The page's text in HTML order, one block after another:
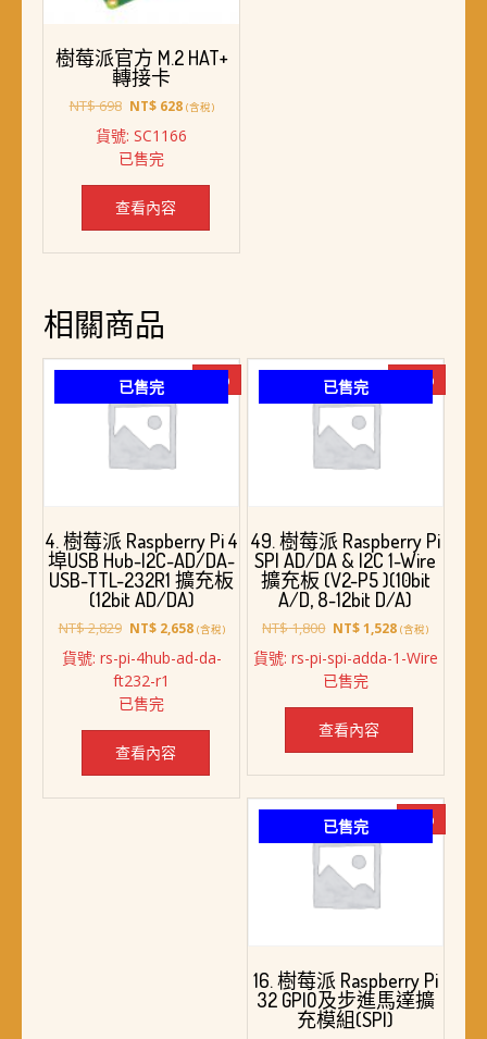
樹莓派官方 M.2 HAT+
轉接卡
NT$698 原
價
格：
NT$ 698。
NT$628目
價
NT$ 628。
(含稅)
貨號: SC1166
已售完
查看內容
相關商品
已售完 -6%
4. 樹莓派 Raspberry Pi 4
埠USB Hub-I2C-AD/DA-
USB-TTL-232R1 擴充板
(12bit AD/DA)
NT$2,829 原
價
格：
NT$ 2,829。
NT$2,658目
價
(含稅)
貨號: rs-pi-4hub-ad-da-
ft232-r1
已售完
查看內容
已售完 -15%
49. 樹莓派 Raspberry Pi
SPI AD/DA & I2C 1-Wire
擴充板 (V2-P5 )(10bit
A/D, 8-12bit D/A)
NT$1,800 原
價
格：
NT$ 1,800。
NT$1,528目
價
NT$ 1,528。
(含稅)
貨號: rs-pi-spi-adda-1-Wire
已售完
查看內容
已售完 -8%
16. 樹莓派 Raspberry Pi
32 GPIO及步進馬達擴
充模組(SPI)